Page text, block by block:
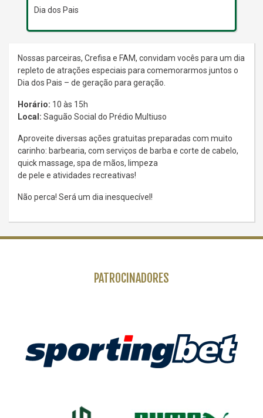
Dia dos Pais
Nossas parceiras, Crefisa e FAM, convidam vocês para um dia
repleto de atrações especiais para comemorarmos juntos o
Dia dos Pais – de geração para geração.
Horário: 10 às 15h
Local: Saguão Social do Prédio Multiuso
Aproveite diversas ações gratuitas preparadas com muito
carinho: barbearia, com serviços de barba e corte de cabelo,
quick massage, spa de mãos, limpeza
de pele e atividades recreativas!
Não perca! Será um dia inesquecível!
PATROCINADORES